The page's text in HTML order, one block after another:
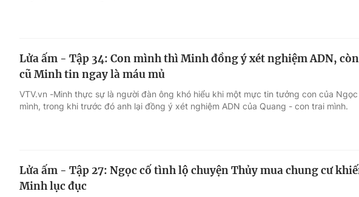
Lửa ấm - Tập 34: Con mình thì Minh đồng ý xét nghiệm ADN,
cũ Minh tin ngay là máu mủ
VTV.vn -Minh thực sự là người đàn ông khó hiểu khi một mực tin tưởng con của
mình, trong khi trước đó anh lại đồng ý xét nghiệm ADN của Quang - con trai mình.
Lửa ấm - Tập 27: Ngọc cố tình lộ chuyện Thủy mua chung cư
Minh lục đục